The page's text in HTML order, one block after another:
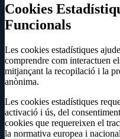
Cookies
Funcionals
Les cookies estadístiques
comprendre com interactuen
mitjançant la recopilació i la
anònima.
Les cookies estadístiques
activació i ús, del
cookies que requereixen el
la normativa europea i